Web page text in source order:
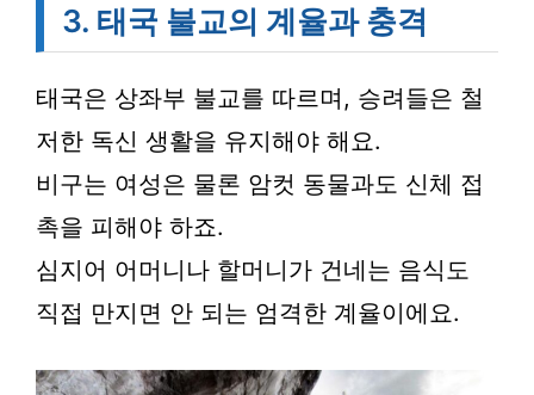
3. 태국 불교의 계율과 충격
태국은 상좌부 불교를 따르며, 승려들은 철
저한 독신 생활을 유지해야 해요.
비구는 여성은 물론 암컷 동물과도 신체 접
촉을 피해야 하죠.
심지어 어머니나 할머니가 건네는 음식도
직접 만지면 안 되는 엄격한 계율이에요.